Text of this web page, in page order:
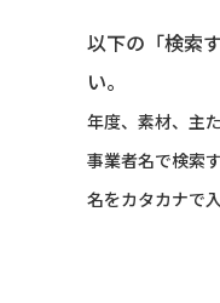
以下の「検索
い。
年度、素材、主
事業者名で検索
名をカタカナで